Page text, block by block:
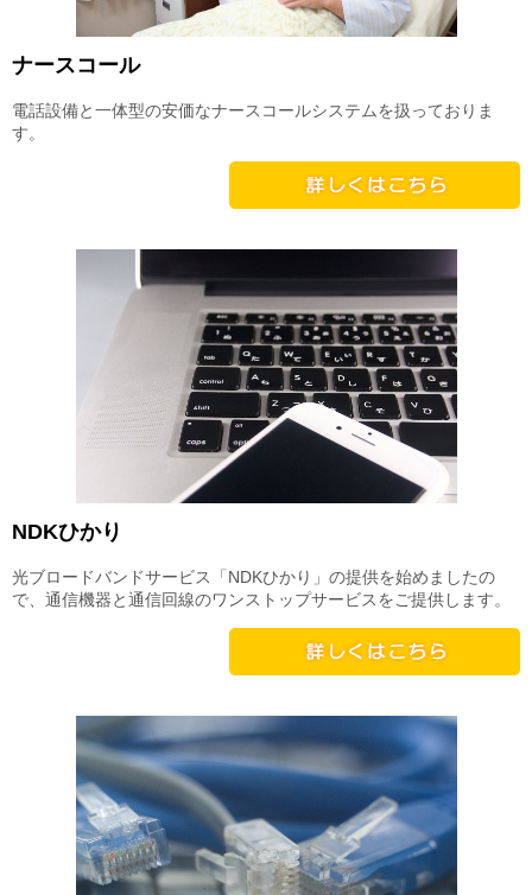
ナースコール
電話設備と一体型の安価なナースコールシステムを扱っておりま
す。
NDKひかり
光ブロードバンドサービス「NDKひかり」の提供を始めましたの
で、通信機器と通信回線のワンストップサービスをご提供します。